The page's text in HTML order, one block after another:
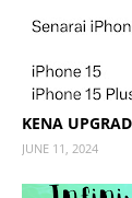
KENA
JUNE 11, 2024